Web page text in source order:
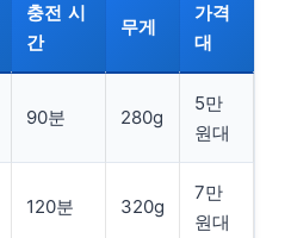
충전 시
간
무게
가격
대
90분 280g
5만
원대
120분 320g
7만
원대